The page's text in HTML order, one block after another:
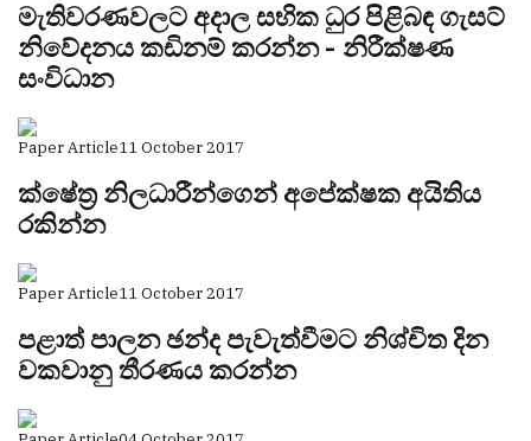
මැතිවරණවලට අදාල සභික ධුර පිළිබඳ ගැසට්
නිවේදනය කඩිනම් කරන්න - නිරීක්ෂණ
සංවිධාන
Paper Article11 October 2017
ක්ෂේත්‍ර නිලධාරීන්ගෙන් අපේක්ෂක අයිතිය
රකින්න
Paper Article11 October 2017
පළාත් පාලන ඡන්ද පැවැත්වීමට නිශ්චිත දින
වකවානු තීරණය කරන්න